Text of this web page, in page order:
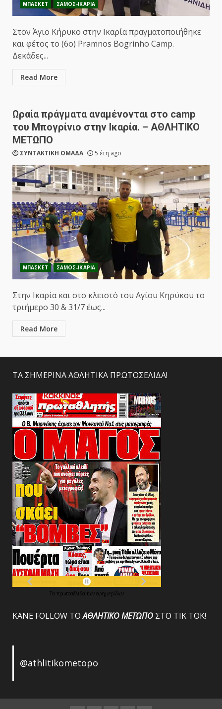
ΜΠΑΣΚΕΤ ΣΑΜΟΣ-ΙΚΑΡΙΑ
Στον Άγιο Κήρυκο στην Ικαρία πραγματοποιήθηκε
και φέτος το (6ο) Pramnos Bogrinho Camp.
Δεκάδες...
Read More
Ωραία πράγματα αναμένονται στο camp
του Μπογρίνιο στην Ικαρία. – ΑΘΛΗΤΙΚΟ
ΜΕΤΩΠΟ
ΣΥΝΤΑΚΤΙΚΗ ΟΜΑΔΑ 5 έτη ago
ΜΠΑΣΚΕΤ ΣΑΜΟΣ-ΙΚΑΡΙΑ
Στην Ικαρία και στο κλειστό του Αγίου Κηρύκου το
τριήμερο 30 & 31/7 έως...
Read More
ΤΑ ΣΗΜΕΡΙΝΑ ΑΘΛΗΤΙΚΑ ΠΡΩΤΟΣΕΛΙΔΑ!
Τα πρωτοσέλιδα των εφημερίδων
ΚΑΝΕ FOLLOW ΤΟΑΘΛΗΤΙΚΟΜΕΤΩΠΟ ΣΤΟ ΤΙΚ ΤΟΚ!
@athlitikometopo